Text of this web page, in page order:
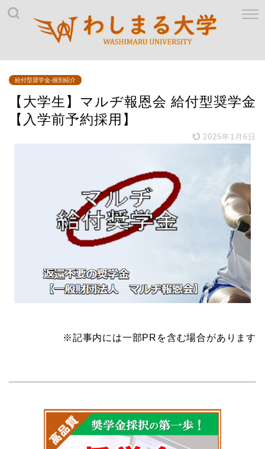
給付型奨学金-個別紹介
【大学生】マルヂ報恩会 給付型奨学金
【入学前予約採用】
2025年1月6日
※記事内には一部PRを含む場合があります